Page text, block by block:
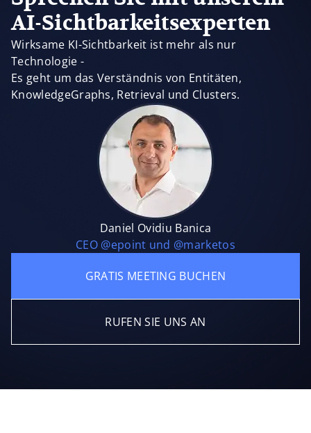
AI-Sichtbarkeitsexperten
Wirksame KI-Sichtbarkeit ist mehr als nur
Technologie -
Es geht um das Verständnis von Entitäten,
KnowledgeGraphs, Retrieval und Clusters.
Daniel Ovidiu Banica
CEO @epoint und @marketos
GRATIS MEETING BUCHEN
RUFEN SIE UNS AN